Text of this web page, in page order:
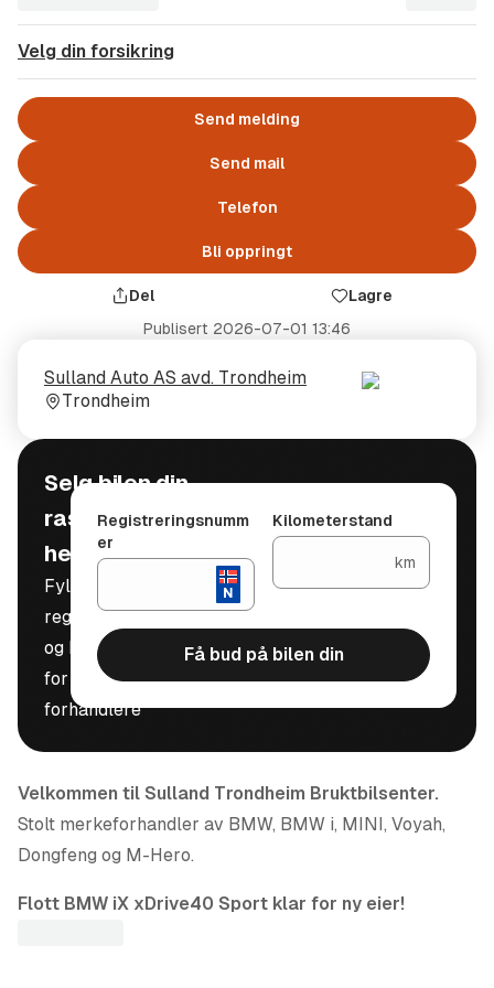
Velg din forsikring
Send melding
Send mail
Telefon
Bli oppringt
Del
Lagre
Publisert 2026-07-01 13:46
Selger
Sulland Auto AS avd. Trondheim
Selgerens
plass
Trondheim
Selg bilen din
raskt, trygt og
helt gratis
Fyll inn
registreringsnummer
og kilometerstand
for å motta bud fra
forhandlere
Registreringsnumm
er
Kilometerstand
km
Få bud på bilen din
Velkommen til Sulland Trondheim Bruktbilsenter.
Stolt merkeforhandler av BMW, BMW i, MINI, Voyah,
Dongfeng og M-Hero.
Flott BMW iX xDrive40 Sport klar for ny eier!